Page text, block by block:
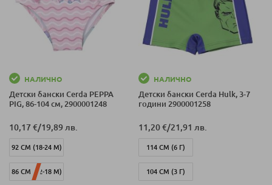
НАЛИЧНО
Детски бански Cerda PEPPA
PIG, 86-104 см, 2900001248
10,17 €/19,89 лв.
92 СМ (18-24 М)
86 СМ (12-18 М)
НАЛИЧНО
Детски бански Cerda Hulk, 3-7
години 2900001258
11,20 €/21,91 лв.
114 СМ (6 Г)
104 СМ (3 Г)